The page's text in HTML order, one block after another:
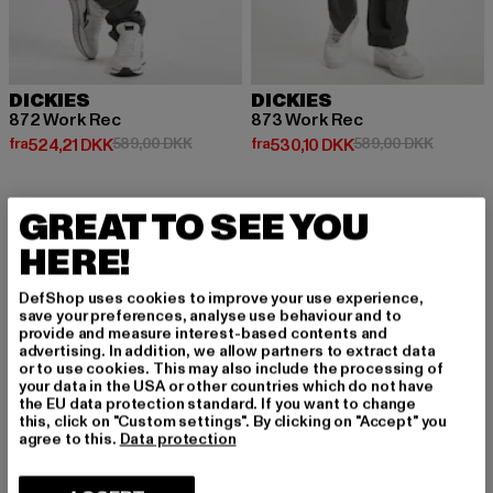
DICKIES
872 Work Rec
fra524,21 DKK
Nuværende pris: Fra 524,21 DKK
589,00 DKKKampagnepris: 589,00 DKK
DICKIES
873 Work Rec
fra530,10 DKK
Nuværende pris: Fra 530,10 DKK
589,00 DKK
-38%
GREAT TO SEE YOU
HERE!
DefShop uses cookies to improve your use experience,
save your preferences, analyse use behaviour and to
provide and measure interest-based contents and
advertising. In addition, we allow partners to extract data
or to use cookies. This may also include the processing of
your data in the USA or other countries which do not have
the EU data protection standard. If you want to change
this, click on "Custom settings". By clicking on "Accept" you
agree to this. Data protection